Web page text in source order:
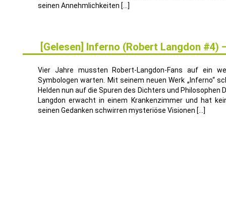
seinen Annehmlichkeiten […]
[Gelesen] Inferno (Robert Langdon #4)
Vier Jahre mussten Robert-Langdon-Fans auf ein
Symbologen warten. Mit seinem neuen Werk „Inferno“
Helden nun auf die Spuren des Dichters und Philosophen
Langdon erwacht in einem Krankenzimmer und hat
seinen Gedanken schwirren mysteriöse Visionen […]